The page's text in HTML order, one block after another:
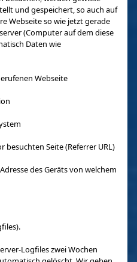
und gespeichert, so auch auf
Webseite so wie jetzt gerade
(Computer auf dem diese
Daten wie
Webseite
besuchten Seite (Referrer URL)
des Geräts von welchem
Logfiles zwei Wochen